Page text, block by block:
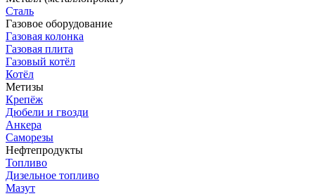
Сталь
Газовое оборудование
Газовая колонка
Газовая плита
Газовый котёл
Котёл
Метизы
Крепёж
Дюбели и гвозди
Анкера
Саморезы
Нефтепродукты
Топливо
Дизельное топливо
Мазут